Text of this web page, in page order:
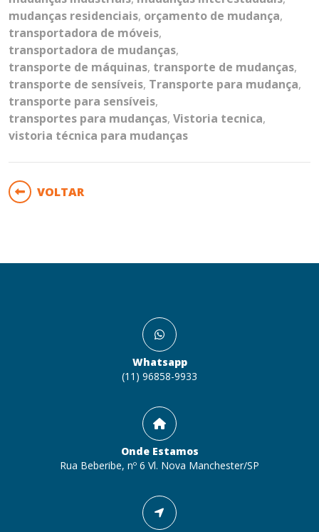
mudanças residenciais, orçamento de mudança,
transportadora de móveis,
transportadora de mudanças,
transporte de máquinas, transporte de mudanças,
transporte de sensíveis, Transporte para mudança,
transporte para sensíveis,
transportes para mudanças, Vistoria tecnica,
vistoria técnica para mudanças
VOLTAR
Whatsapp
(11) 96858-9933
Onde Estamos
Rua Beberibe, nº 6 Vl. Nova Manchester/SP